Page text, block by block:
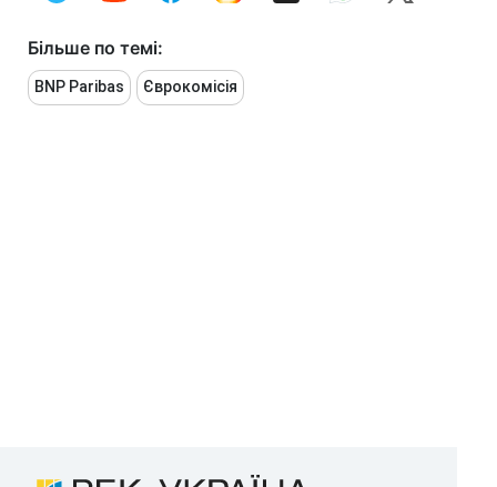
Більше по темі:
BNP Paribas Єврокомісія